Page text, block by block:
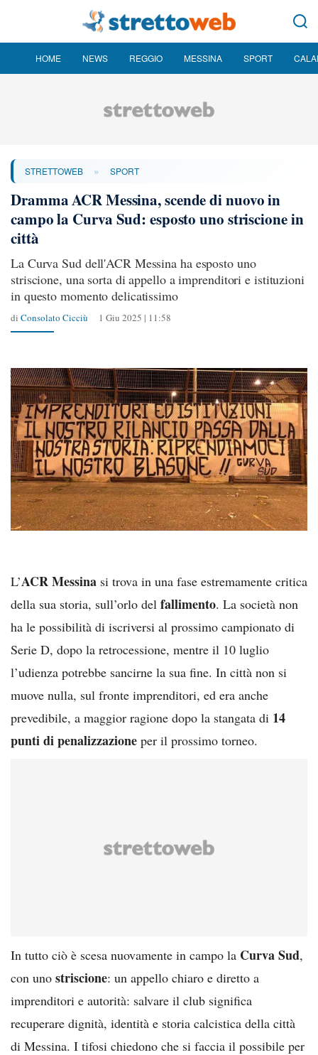
HOME NEWS REGGIO MESSINA SPORT
STRETTOWEB » SPORT
Dramma ACR Messina, scende di nuovo in
campo la Curva Sud: esposto uno striscione in
città
La Curva Sud dell'ACR Messina ha esposto uno
striscione, una sorta di appello a imprenditori e istituzioni
in questo momento delicatissimo
di Consolato Cicciù 1 Giu 2025 | 11:58
L’ACR Messina si trova in una fase estremamente critica
della sua storia, sull’orlo del fallimento. La società non
ha le possibilità di iscriversi al prossimo campionato di
Serie D, dopo la retrocessione, mentre il 10 luglio
l’udienza potrebbe sancirne la sua fine. In città non si
muove nulla, sul fronte imprenditori, ed era anche
prevedibile, a maggior ragione dopo la stangata di 14
punti di penalizzazione per il prossimo torneo.
In tutto ciò è scesa nuovamente in campo la Curva Sud,
con uno striscione: un appello chiaro e diretto a
imprenditori e autorità: salvare il club significa
recuperare dignità, identità e storia calcistica della città
di Messina. I tifosi chiedono che si faccia il possibile per